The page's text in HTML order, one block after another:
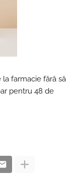
farmacie fără să
pentru 48 de